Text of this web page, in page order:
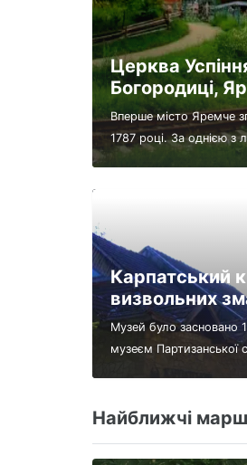
Церква
Богородиці,
Вперше місто Яремче
1787 році. За однією з
Карпатський
визвольних
Музей було засновано
музеєм Партизанської
Найближчі